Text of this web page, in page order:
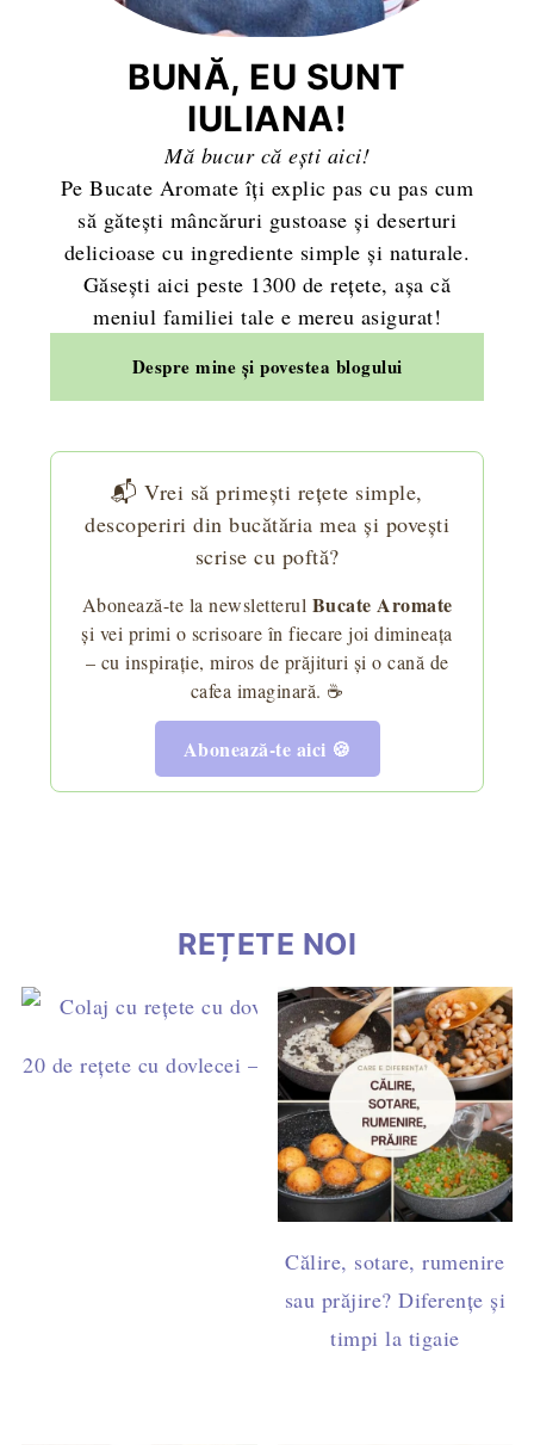
BUNĂ, EU SUNT
IULIANA!
Mă bucur că ești aici!
Pe Bucate Aromate îți explic pas cu pas cum
să gătești mâncăruri gustoase și deserturi
delicioase cu ingrediente simple și naturale.
Găsești aici peste 1300 de rețete, așa că
meniul familiei tale e mereu asigurat!
Despre mine și povestea blogului
📬 Vrei să primești rețete simple,
descoperiri din bucătăria mea și povești
scrise cu poftă?
Abonează-te la newsletterul Bucate Aromate
și vei primi o scrisoare în fiecare joi dimineața
– cu inspirație, miros de prăjituri și o cană de
cafea imaginară. ☕
Abonează-te aici 🍪
REȚETE NOI
20 de rețete cu dovlecei – idei simple pentru mic
cină
Călire, sotare, rumenire
sau prăjire? Diferențe și
timpi la tigaie